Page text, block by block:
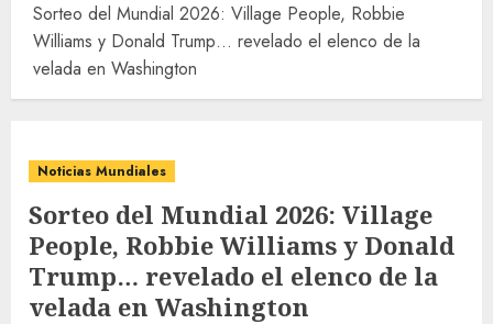
Sorteo del Mundial 2026: Village People, Robbie
Williams y Donald Trump… revelado el elenco de la
velada en Washington
Noticias Mundiales
Sorteo del Mundial 2026: Village
People, Robbie Williams y Donald
Trump… revelado el elenco de la
velada en Washington